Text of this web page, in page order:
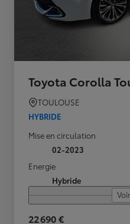
Toyota Corolla
TOULOUSE
HYBRIDE
Mise en circulation
02-2023
Energie
Hybride
22 690 €